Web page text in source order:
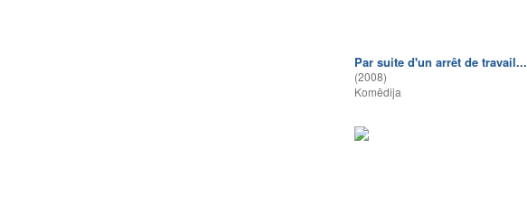
Par suite d'un arrêt de travail...
(2008)
Komēdija